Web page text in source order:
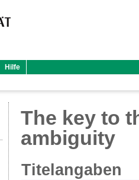
Hilfe
The key to
ambiguity
Titelangaben